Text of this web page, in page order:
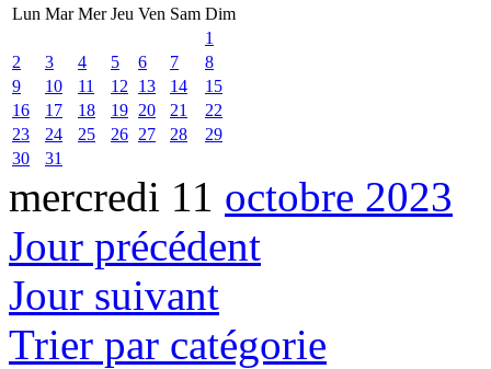
Lun Mar Mer Jeu Ven Sam Dim
1
2
3 4 5 6 7
8
9
10 11 12 13 14
15
16
17 18 19 20 21
22
23
24 25 26 27 28
29
30
31
mercredi 11 octobre 2023
Jour précédent
Jour suivant
Trier par catégorie